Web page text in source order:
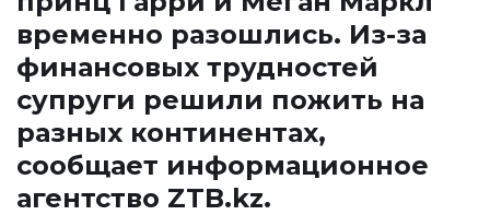
временно разошлись. Из-за
финансовых трудностей
супруги решили пожить на
разных континентах,
сообщает информационное
агентство ZTB.kz.